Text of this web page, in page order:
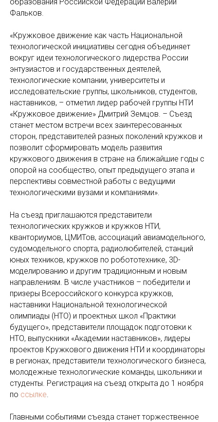
Фальков.
«Кружковое движение как часть Национальной
технологической инициативы сегодня объединяет
вокруг идеи технологического лидерства России
энтузиастов и государственных деятелей,
технологические компании, университеты и
исследовательские группы, школьников, студентов,
наставников, – отметил лидер рабочей группы НТИ
«Кружковое движение» Дмитрий Земцов. – Съезд
станет местом встречи всех заинтересованных
сторон, представителей разных поколений кружков и
позволит сформировать модель развития
кружкового движения в стране на ближайшие годы с
опорой на сообщество, опыт предыдущего этапа и
перспективы совместной работы с ведущими
технологическими вузами и компаниями».
На съезд приглашаются представители
технологических кружков и кружков НТИ,
кванториумов, ЦМИТов, ассоциаций авиамодельного,
судомодельного спорта, радиолюбителей, станций
юных техников, кружков по робототехнике, 3D-
моделированию и другим традиционным и новым
направлениям. В числе участников – победители и
призеры Всероссийского конкурса кружков,
наставники Национальной технологической
олимпиады (НТО) и проектных школ «Практики
будущего», представители площадок подготовки к
НТО, выпускники «Академии наставников», лидеры
проектов Кружкового движения НТИ и координаторы
в регионах, представители технологического бизнеса,
молодежные технологические команды, школьники и
студенты. Регистрация на съезд открыта до 1 ноября
по ссылке
Главными событиями съезда станет торжественное